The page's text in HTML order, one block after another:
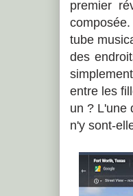
premier
tube
des
entre les
un ? L'une
n'y sont-